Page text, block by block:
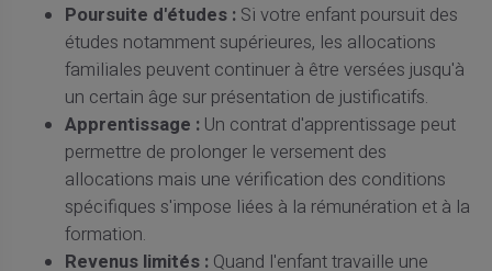
Poursuite d'études : Si votre enfant poursuit des
études notamment supérieures, les allocations
familiales peuvent continuer à être versées jusqu'à
un certain âge sur présentation de justificatifs.
Apprentissage : Un contrat d'apprentissage peut
permettre de prolonger le versement des
allocations mais une vérification des conditions
spécifiques s'impose liées à la rémunération et à la
formation.
Revenus limités : Quand l'enfant travaille une